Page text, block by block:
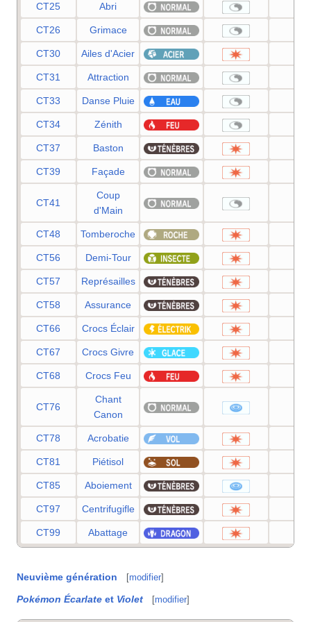
CT25 Abri
CT26 Grimace
CT30 Ailes d'Acier
CT31 Attraction
CT33 Danse Pluie
CT34 Zénith
CT37 Baston
CT39 Façade
CT41
Coup
d'Main
CT48 Tomberoche
CT56 Demi-Tour
CT57 Représailles
CT58 Assurance
CT66 Crocs Éclair
CT67 Crocs Givre
CT68 Crocs Feu
CT76
Chant
Canon
CT78 Acrobatie
CT81 Piétisol
CT85 Aboiement
CT97 Centrifugifle
CT99 Abattage
Neuvième génération [modifier]
Pokémon Écarlate et Violet [modifier]